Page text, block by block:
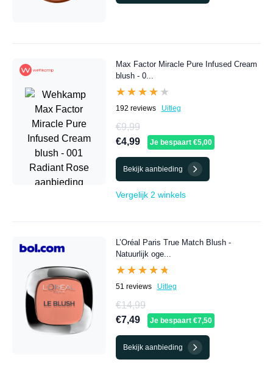
Max Factor Miracle Pure Infused Cream
blush - 0...
★★★★★
★★★★★
192 reviews Uitleg
€9,99
€4,99
Je bespaart €5,00
Bekijk aanbieding
Vergelijk 2 winkels
L’Oréal Paris True Match Blush -
Natuurlijk oge...
★★★★★
★★★★★
51 reviews Uitleg
€14,99
€7,49
Je bespaart €7,50
Bekijk aanbieding